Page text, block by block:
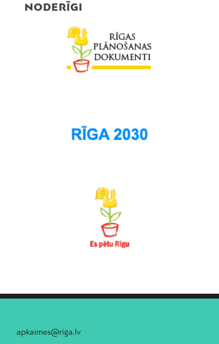
NODERĪGI
apkaimes@riga.lv